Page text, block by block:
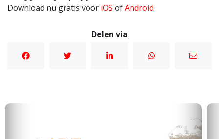
Download nu gratis voor iOS ofAndroid.
Delen via